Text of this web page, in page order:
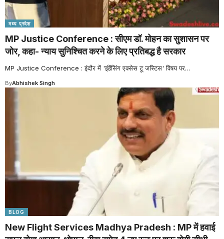
मध्य प्रदेश
MP Justice Conference : सीएम डॉ. मोहन का सुशासन पर
जोर, कहा- न्याय सुनिश्चित करने के लिए प्रतिबद्ध है सरकार
MP Justice Conference : इंदौर में 'इंहेंसिंग एक्सेस टू जस्टिस' विषय पर…
ByAbhishek Singh
BLOG
New Flight Services Madhya Pradesh : MP में हवाई